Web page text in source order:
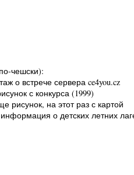
чешски):
о встрече сервера ce4you.cz
с конкурса (1999)
рисунок, на этот раз с картой
о детских летних